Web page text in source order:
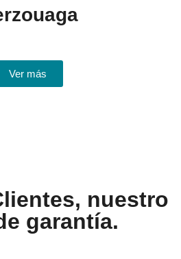
Ver más
nuestro
garantía.